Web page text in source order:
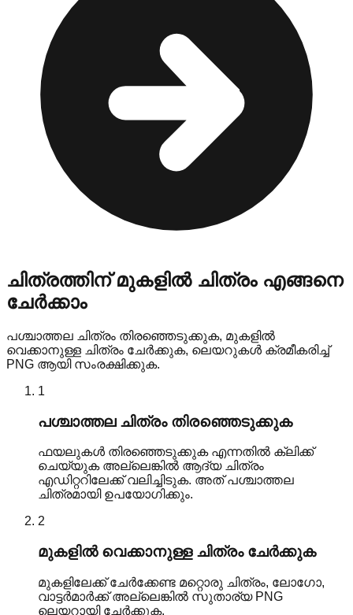
ചിത്രത്തിന് മുകളിൽ ചിത്രം എങ്ങനെ
ചേർക്കാം
പശ്ചാത്തല ചിത്രം തിരഞ്ഞെടുക്കുക, മുകളിൽ
വെക്കാനുള്ള ചിത്രം ചേർക്കുക, ലെയറുകൾ ക്രമീകരിച്ച്
PNG ആയി സംരക്ഷിക്കുക.
1
പശ്ചാത്തല ചിത്രം തിരഞ്ഞെടുക്കുക
ഫയലുകൾ തിരഞ്ഞെടുക്കുക എന്നതിൽ ക്ലിക്ക്
ചെയ്യുക അല്ലെങ്കിൽ ആദ്യ ചിത്രം
എഡിറ്ററിലേക്ക് വലിച്ചിടുക. അത് പശ്ചാത്തല
ചിത്രമായി ഉപയോഗിക്കും.
2
മുകളിൽ വെക്കാനുള്ള ചിത്രം ചേർക്കുക
മുകളിലേക്ക് ചേർക്കേണ്ട മറ്റൊരു ചിത്രം, ലോഗോ,
വാട്ടർമാർക്ക് അല്ലെങ്കിൽ സുതാര്യ PNG
ലെയറായി ചേർക്കുക.